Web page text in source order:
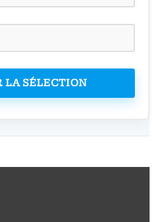
LA SÉLECTION